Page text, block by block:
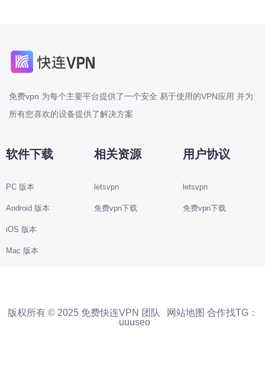
免费vpn 为每个主要平台提供了一个安全 易于使用的VPN应用 并为
所有您喜欢的设备提供了解决方案
软件下载
PC 版本
Android 版本
iOS 版本
Mac 版本
相关资源
letsvpn
免费vpn下载
用户协议
letsvpn
免费vpn下载
版权所有 © 2025 免费快连VPN 团队 网站地图 合作找TG：
uuuseo